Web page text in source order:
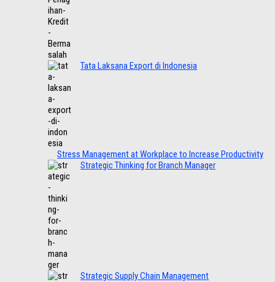
Tata Laksana Export di Indonesia
Stress Management at Workplace to Increase Productivity
Strategic Thinking for Branch Manager
Strategic Supply Chain Management